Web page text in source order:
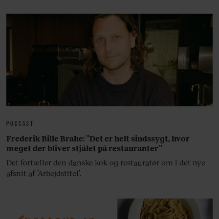
PODCAST
Frederik Bille Brahe: ”Det er helt sindssygt, hvor
meget der bliver stjålet på restauranter”
Det fortæller den danske kok og restauratør om i det nye
afsnit af ’Arbejdstitel’.